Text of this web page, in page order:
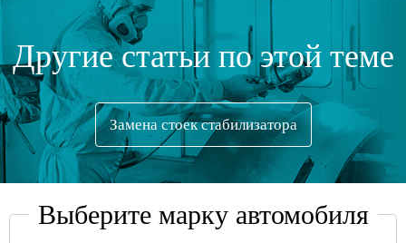
Другие статьи по этой теме
Замена стоек стабилизатора
Выберите марку автомобиля